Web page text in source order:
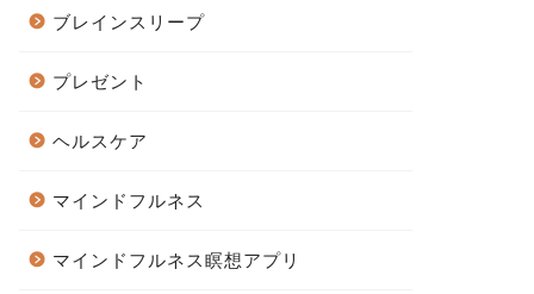
ブレインスリープ
プレゼント
ヘルスケア
マインドフルネス
マインドフルネス瞑想アプリ